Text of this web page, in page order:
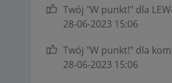
Twój "W punkt!" dla
‎28-06-2023 15:06
Twój "W punkt!" dla
‎28-06-2023 15:06